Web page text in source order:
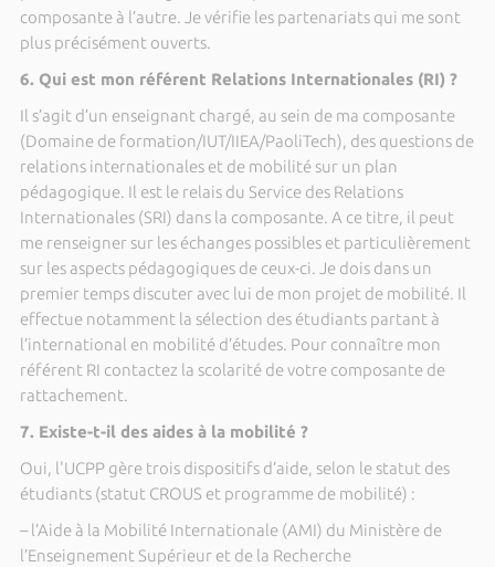
composante à l’autre. Je vérifie les partenariats qui me sont
plus précisément ouverts.
6. Qui est mon référent Relations Internationales (RI) ?
Il s’agit d’un enseignant chargé, au sein de ma composante
(Domaine de formation/IUT/IIEA/PaoliTech), des questions de
relations internationales et de mobilité sur un plan
pédagogique. Il est le relais du Service des Relations
Internationales (SRI) dans la composante. A ce titre, il peut
me renseigner sur les échanges possibles et particulièrement
sur les aspects pédagogiques de ceux-ci. Je dois dans un
premier temps discuter avec lui de mon projet de mobilité. Il
effectue notamment la sélection des étudiants partant à
l’international en mobilité d’études. Pour connaître mon
référent RI contactez la scolarité de votre composante de
rattachement.
7. Existe-t-il des aides à la mobilité ?
Oui, l'UCPP gère trois dispositifs d’aide, selon le statut des
étudiants (statut CROUS et programme de mobilité) :
– l’Aide à la Mobilité Internationale (AMI) du Ministère de
l’Enseignement Supérieur et de la Recherche